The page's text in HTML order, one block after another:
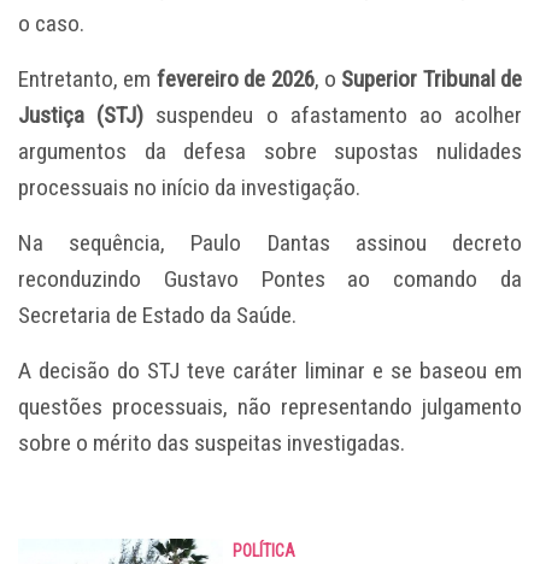
o caso.
Entretanto, em fevereiro de 2026, o Superior Tribunal de
Justiça (STJ) suspendeu o afastamento ao acolher
argumentos da defesa sobre supostas nulidades
processuais no início da investigação.
Na sequência, Paulo Dantas assinou decreto
reconduzindo Gustavo Pontes ao comando da
Secretaria de Estado da Saúde.
A decisão do STJ teve caráter liminar e se baseou em
questões processuais, não representando julgamento
sobre o mérito das suspeitas investigadas.
POLÍTICA